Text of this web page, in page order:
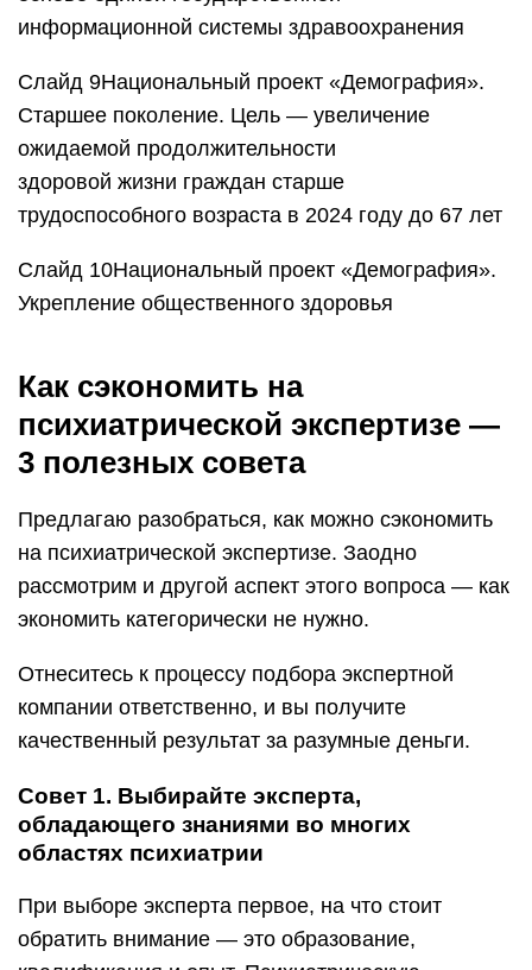
информационной системы здравоохранения
Слайд 9Национальный проект «Демография».
Старшее поколение. Цель — увеличение
ожидаемой продолжительности
здоровой жизни граждан старше
трудоспособного возраста в 2024 году до 67 лет
Слайд 10Национальный проект «Демография».
Укрепление общественного здоровья
Как сэкономить на
психиатрической экспертизе —
3 полезных совета
Предлагаю разобраться, как можно сэкономить
на психиатрической экспертизе. Заодно
рассмотрим и другой аспект этого вопроса — как
экономить категорически не нужно.
Отнеситесь к процессу подбора экспертной
компании ответственно, и вы получите
качественный результат за разумные деньги.
Совет 1. Выбирайте эксперта,
обладающего знаниями во многих
областях психиатрии
При выборе эксперта первое, на что стоит
обратить внимание — это образование,